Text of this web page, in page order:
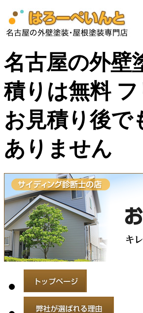
名古屋の外壁
積りは無料 フ
お見積り後で
ありません